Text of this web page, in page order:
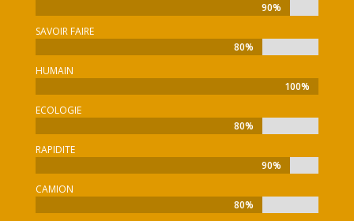
90%
90%
SAVOIR FAIRE
80%
80%
HUMAIN
100%
100%
ECOLOGIE
80%
80%
RAPIDITE
90%
90%
CAMION
80%
80%